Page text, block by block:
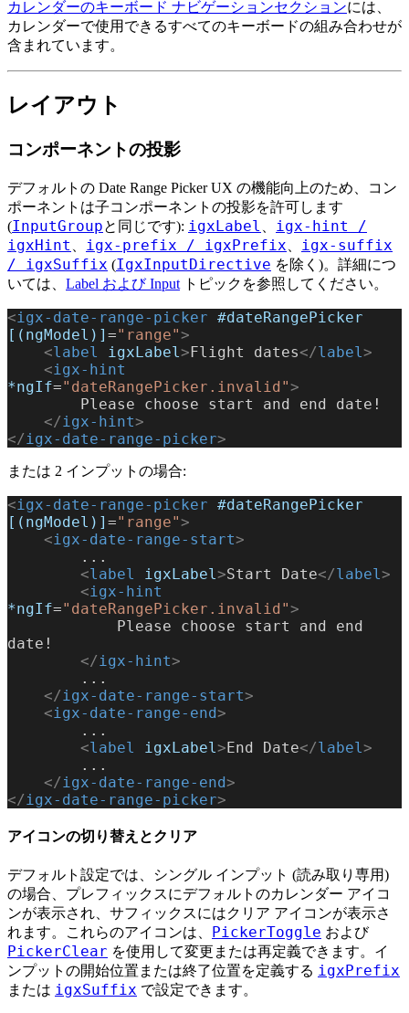
カレンダーのキーボード ナビゲーションセクションには、
カレンダーで使用できるすべてのキーボードの組み合わせが
含まれています。
レイアウト
コンポーネントの投影
デフォルトの Date Range Picker UX の機能向上のため、コン
ポーネントは子コンポーネントの投影を許可します
(InputGroupと同じです): igxLabel
igx-hint /
igxHint
igx-prefix / igxPrefix
igx-suffix
/ igxSuffix (IgxInputDirective を除く)。詳細につ
いては、 Label および Input トピックを参照してください。
<igx-date-range-picker #dateRangePicker
[(ngModel)] ="range">
    <
label igxLabel>Flight dates</label>
    <
igx-hint
*ngIf="dateRangePicker.invalid">
        Please choose start and end date!
    </
igx-hint>
</igx-date-range-picker>
または 2 インプットの場合:
<igx-date-range-picker #dateRangePicker
[(ngModel)] ="range">
    <
igx-date-range-start>
        ...
        <
label igxLabel>Start Date</label>
        <
igx-hint
*ngIf="dateRangePicker.invalid">
date!
        </
igx-hint>
        ...
    </
igx-date-range-start>
    <
igx-date-range-end>
        ...
        <
label igxLabel>End Date</label>
        ...
    </
igx-date-range-end>
</igx-date-range-picker>
アイコンの切り替えとクリア
デフォルト設定では、シングル インプット (読み取り専用)
の場合、プレフィックスにデフォルトのカレンダー アイコ
ンが表示され、サフィックスにはクリア アイコンが表示さ
れます。これらのアイコンは、
PickerToggle および
PickerClear を使用して変更または再定義できます。イ
ンプットの開始位置または終了位置を定義する igxPrefix
または igxSuffix で設定できます。